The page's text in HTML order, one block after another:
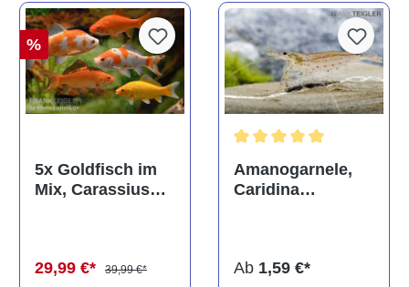
%
5x Goldfisch im
Mix, Carassius
29,99 €*
39,99 €*
Amanogarnele,
Caridina
Ab 1,59 €*